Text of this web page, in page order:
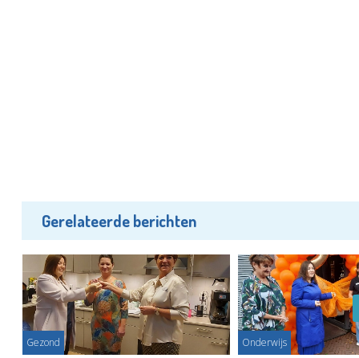
Gerelateerde berichten
Gezond Onderwijs